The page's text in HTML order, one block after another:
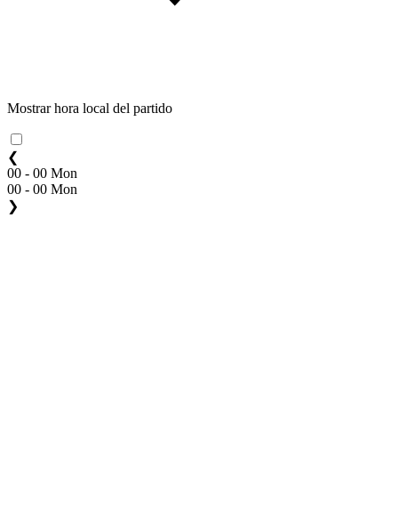
Mostrar hora local del partido
❮
00 - 00 Mon
00 - 00 Mon
❯